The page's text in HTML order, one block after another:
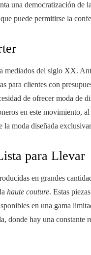
una democratización de
puede permitirse la
mediados del siglo XX.
para clientes con
de ofrecer moda de
en este movimiento,
moda diseñada
para Llevar
en grandes
haute couture. Estas
en una gama
donde hay una constante